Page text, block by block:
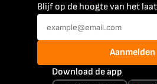
Blijf op de hoogte van het
Aanmelden
Download de app